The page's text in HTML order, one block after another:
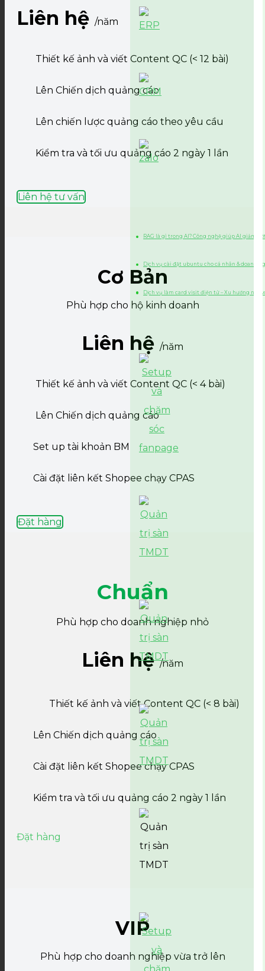
RAG là gì trong AI? Công nghệ giúp AI giảm
Dịch vụ cài đặt ubuntu cho cá nhân & doanh
Dịch vụ làm card visit điện tử – Xu hướng
Liên hệ /năm
Thiết kế ảnh và viết Content QC (< 12 bài)
Lên Chiến dịch quảng cáo
Lên chiến lược quảng cáo theo yêu cầu
Kiểm tra và tối ưu quảng cáo 2 ngày 1 lần
Liên hệ tư vấn
Cơ Bản
Phù hợp cho hộ kinh doanh
Liên hệ /năm
Thiết kế ảnh và viết Content QC (< 4 bài)
Lên Chiến dịch quảng cáo
Set up tài khoản BM
Cài đặt liên kết Shopee chạy CPAS
Đặt hàng
Chuẩn
Phù hợp cho doanh nghiệp nhỏ
Liên hệ/năm
Thiết kế ảnh và viết Content QC (< 8 bài)
Lên Chiến dịch quảng cáo
Cài đặt liên kết Shopee chạy CPAS
Kiểm tra và tối ưu quảng cáo 2 ngày 1 lần
Đặt hàng
VIP
Phù hợp cho doanh nghiệp vừa trở lên